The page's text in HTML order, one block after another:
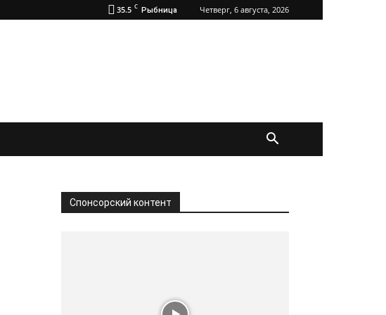
35.5 C Рыбница Четверг, 6 августа, 2026
Спонсорский контент